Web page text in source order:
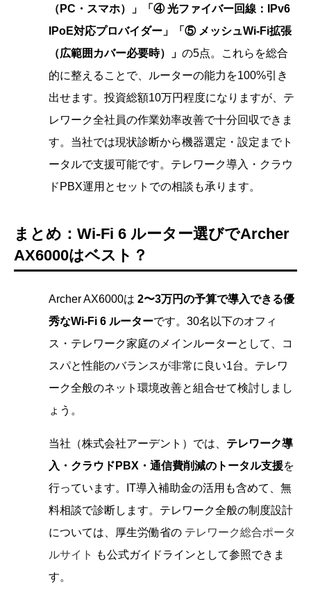
（PC・スマホ）」「④ 光ファイバー回線：IPv6
IPoE対応プロバイダー」「⑤ メッシュWi-Fi拡張
（広範囲カバー必要時）」 の5点。これらを総合
的に整えることで、ルーターの能力を100%引き
出せます。投資総額10万円程度になりますが、テ
レワーク全社員の作業効率改善で十分回収できま
す。当社では現状診断から機器選定・設定までト
ータルで支援可能です。テレワーク導入・クラウ
ドPBX運用とセットでの相談も承ります。
まとめ：Wi-Fi 6 ルーター選びでArcher
AX6000はベスト？
Archer AX6000は 2〜3万円の予算で導入できる優
秀なWi-Fi 6 ルーターです。30名以下のオフィ
ス・テレワーク家庭のメインルーターとして、コ
スパと性能のバランスが非常に良い1台。テレワ
ーク全般のネット環境改善と組合せて検討しまし
ょう。
当社（株式会社アーデント）では、 テレワーク導
入・クラウドPBX・通信費削減のトータル支援を
行っています。IT導入補助金の活用も含めて、無
料相談で診断します。テレワーク全般の制度設計
については、厚生労働省の テレワーク総合ポータ
ルサイト
も公式ガイドラインとして参照できま
す。